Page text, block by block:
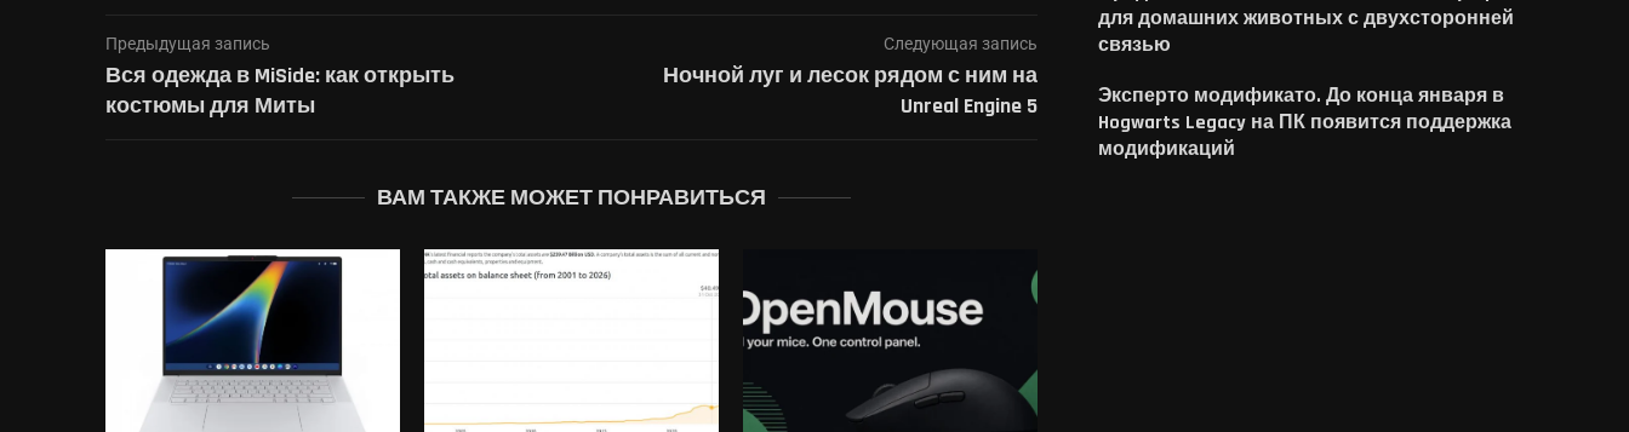
Предыдущая запись
Вся одежда в MiSide: как открыть
костюмы для Миты
Следующая запись
Ночной луг и лесок рядом с ним на
Unreal Engine 5
ВАМ ТАКЖЕ МОЖЕТ ПОНРАВИТЬСЯ
для домашних животных с двухсторонней
связью
Эксперто модификато. До конца января в
Hogwarts Legacy на ПК появится поддержка
модификаций